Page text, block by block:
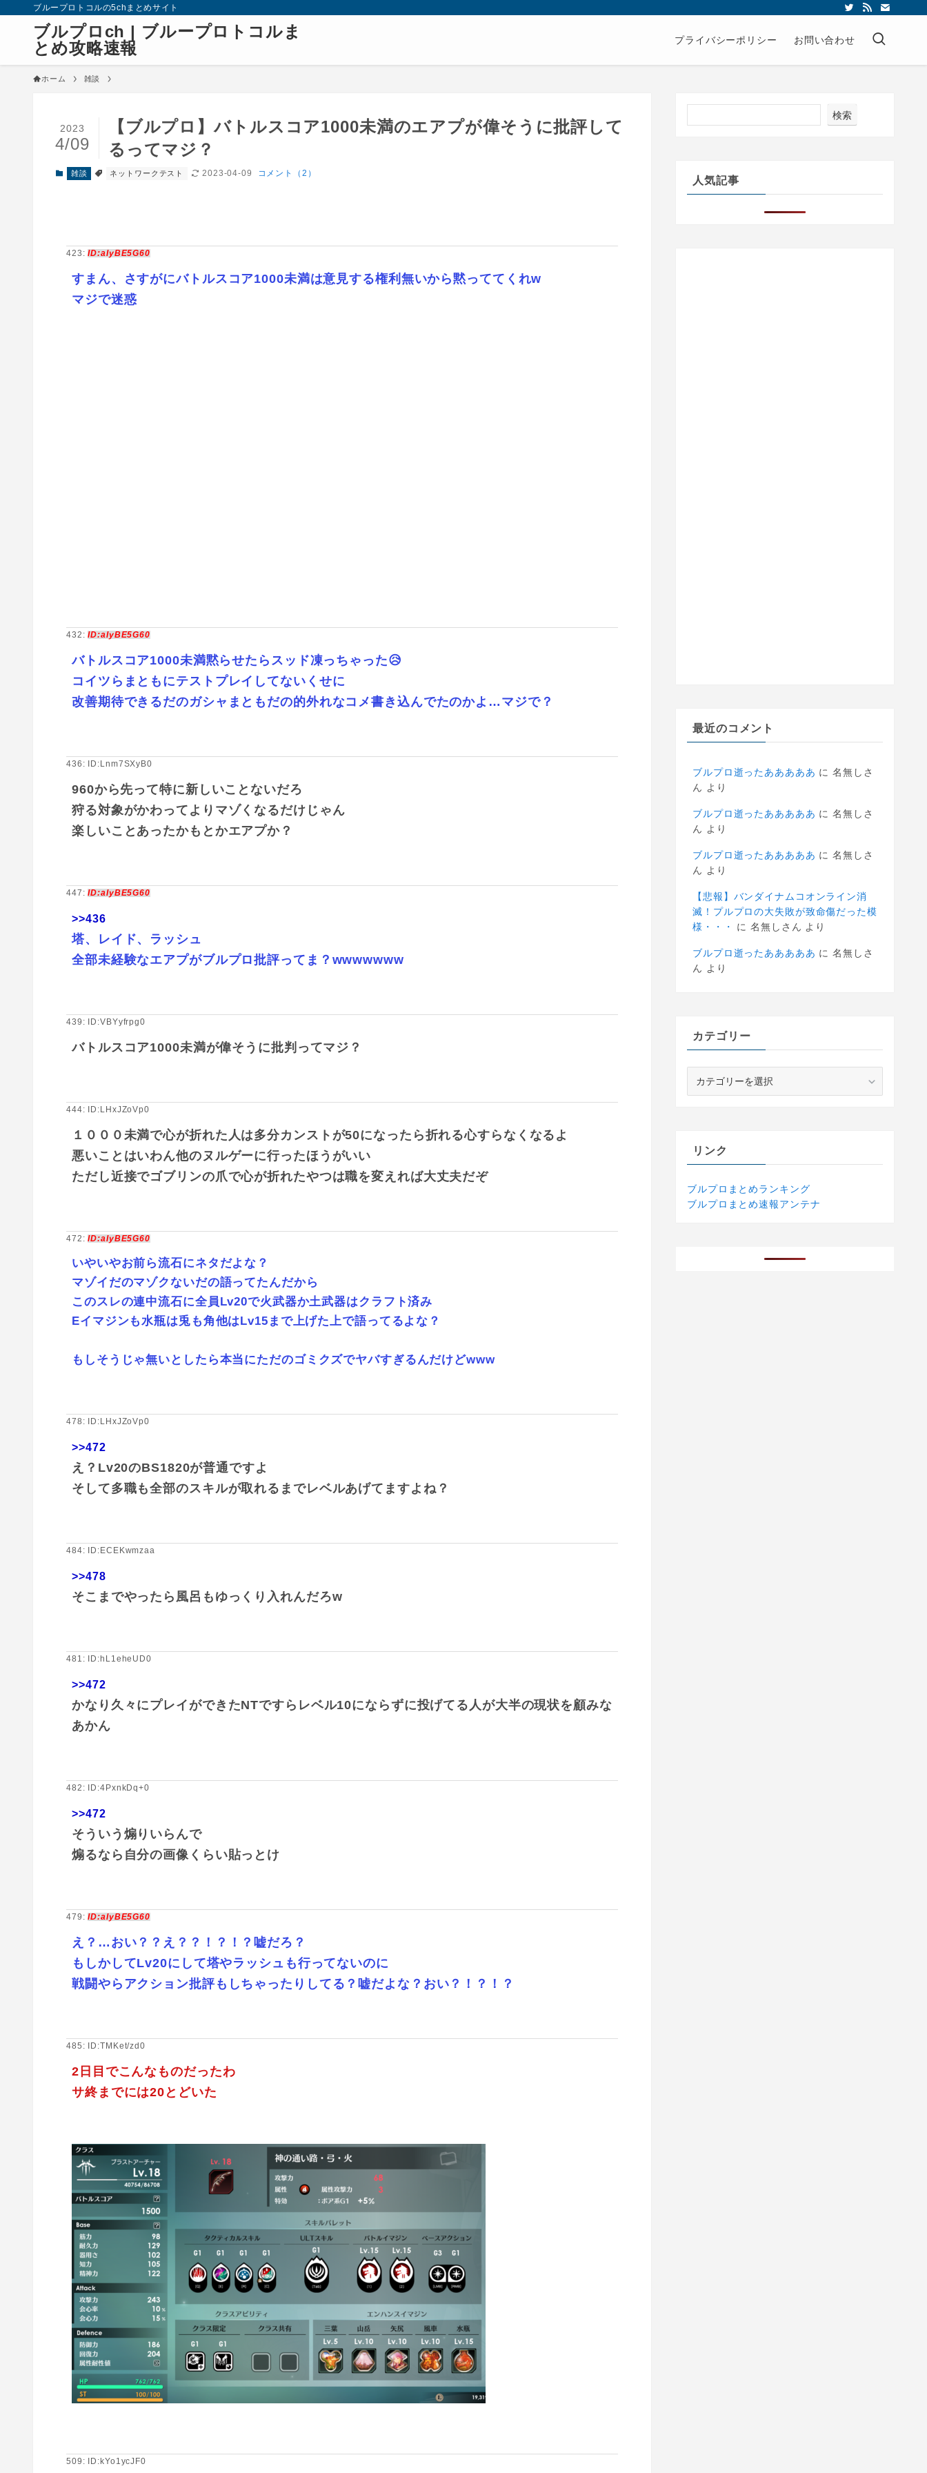
ブループロトコルの5chまとめサイト
ブルプロch | ブループロトコルま
とめ攻略速報
プライバシーポリシー お問い合わせ
ホーム 雑談
【ブルプロ】バトルスコア1000未満のエアプが偉そうに批評して
るってマジ？
2023
4/09
雑談 ネットワークテスト 2023-04-09 コメント（2）
423:ID:aIyBE5G60
すまん、さすがにバトルスコア1000未満は意見する権利無いから黙っててくれw
マジで迷惑
432:ID:aIyBE5G60
バトルスコア1000未満黙らせたらスッド凍っちゃった😥
コイツらまともにテストプレイしてないくせに
改善期待できるだのガシャまともだの的外れなコメ書き込んでたのかよ…マジで？
436: ID:Lnm7SXyB0
960から先って特に新しいことないだろ
狩る対象がかわってよりマゾくなるだけじゃん
楽しいことあったかもとかエアプか？
447:ID:aIyBE5G60
>>436
塔、レイド、ラッシュ
全部未経験なエアプがブルプロ批評ってま？wwwwwww
439: ID:VBYyfrpg0
バトルスコア1000未満が偉そうに批判ってマジ？
444: ID:LHxJZoVp0
１０００未満で心が折れた人は多分カンストが50になったら折れる心すらなくなるよ
悪いことはいわん他のヌルゲーに行ったほうがいい
ただし近接でゴブリンの爪で心が折れたやつは職を変えれば大丈夫だぞ
472:ID:aIyBE5G60
いやいやお前ら流石にネタだよな？
マゾイだのマゾクないだの語ってたんだから
このスレの連中流石に全員Lv20で火武器か土武器はクラフト済み
Eイマジンも水瓶は兎も角他はLv15まで上げた上で語ってるよな？
もしそうじゃ無いとしたら本当にただのゴミクズでヤバすぎるんだけどwww
478: ID:LHxJZoVp0
>>472
え？Lv20のBS1820が普通ですよ
そして多職も全部のスキルが取れるまでレベルあげてますよね？
484: ID:ECEKwmzaa
>>478
そこまでやったら風呂もゆっくり入れんだろw
481: ID:hL1eheUD0
>>472
かなり久々にプレイができたNTですらレベル10にならずに投げてる人が大半の現状を顧みな
あかん
482: ID:4PxnkDq+0
>>472
そういう煽りいらんで
煽るなら自分の画像くらい貼っとけ
479:ID:aIyBE5G60
え？…おい？？え？？！？！？嘘だろ？
もしかしてLv20にして塔やラッシュも行ってないのに
戦闘やらアクション批評もしちゃったりしてる？嘘だよな？おい？！？！？
485: ID:TMKet/zd0
2日目でこんなものだったわ
サ終までには20とどいた
509: ID:kYo1ycJF0
検索
人気記事
最近のコメント
ブルプロ逝ったあああああ に名無しさ
ん より
ブルプロ逝ったあああああ に名無しさ
ん より
ブルプロ逝ったあああああ に名無しさ
ん より
【悲報】バンダイナムコオンライン消
滅！プルプロの大失敗が致命傷だった模
様・・・
に名無しさん より
ブルプロ逝ったあああああ に名無しさ
ん より
カテゴリー
リンク
ブルプロまとめランキング
ブルプロまとめ速報アンテナ